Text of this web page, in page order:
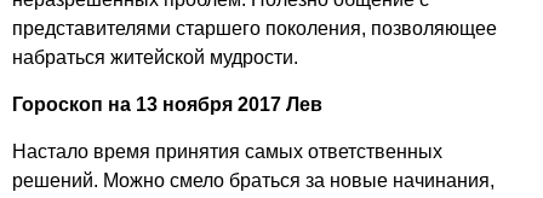
представителями старшего поколения, позволяющее
набраться житейской мудрости.
Гороскоп на 13 ноября 2017 Лев
Настало время принятия самых ответственных
решений. Можно смело браться за новые начинания,